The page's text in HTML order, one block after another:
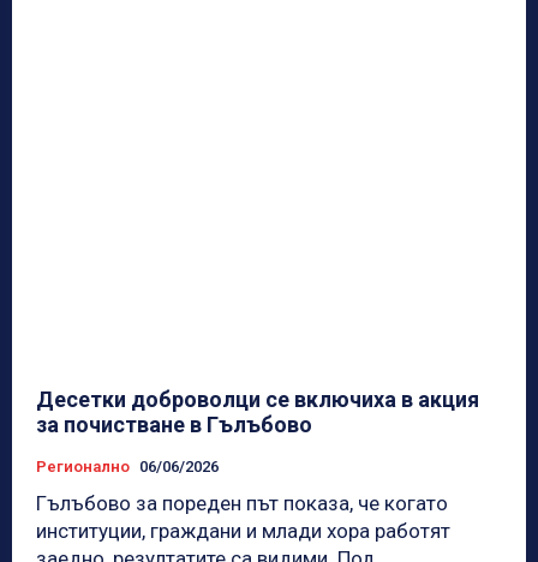
Десетки доброволци се включиха в акция
за почистване в Гълъбово
Регионално 06/06/2026
Гълъбово за пореден път показа, че когато
институции, граждани и млади хора работят